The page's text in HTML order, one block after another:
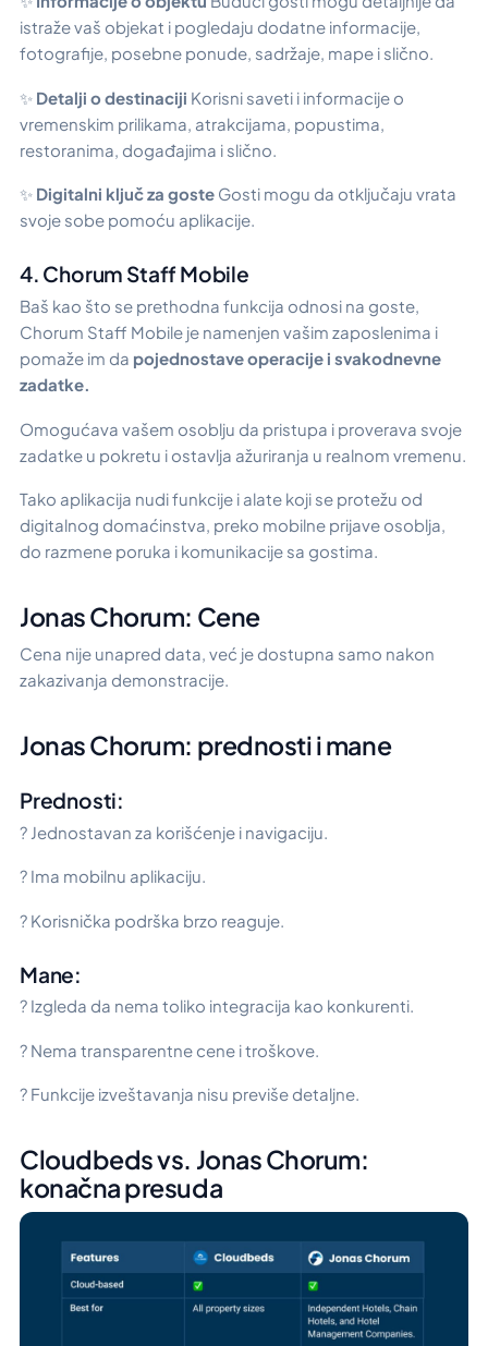
istraže vaš objekat i pogledaju dodatne informacije,
fotografije, posebne ponude, sadržaje, mape i slično.
✨ Detalji o destinaciji Korisni saveti i informacije o
vremenskim prilikama, atrakcijama, popustima,
restoranima, događajima i slično.
✨ Digitalni ključ za goste Gosti mogu da otključaju vrata
svoje sobe pomoću aplikacije.
4. Chorum Staff Mobile
Baš kao što se prethodna funkcija odnosi na goste,
Chorum Staff Mobile je namenjen vašim zaposlenima i
pomaže im da pojednostave operacije i svakodnevne
zadatke.
Omogućava vašem osoblju da pristupa i proverava svoje
zadatke u pokretu i ostavlja ažuriranja u realnom vremenu.
Tako aplikacija nudi funkcije i alate koji se protežu od
digitalnog domaćinstva, preko mobilne prijave osoblja,
do razmene poruka i komunikacije sa gostima.
Jonas Chorum: Cene
Cena nije unapred data, već je dostupna samo nakon
zakazivanja demonstracije.
Jonas Chorum: prednosti i mane
Prednosti:
? Jednostavan za korišćenje i navigaciju.
? Ima mobilnu aplikaciju.
? Korisnička podrška brzo reaguje.
Mane:
? Izgleda da nema toliko integracija kao konkurenti.
? Nema transparentne cene i troškove.
? Funkcije izveštavanja nisu previše detaljne.
Cloudbeds vs. Jonas Chorum:
konačna presuda